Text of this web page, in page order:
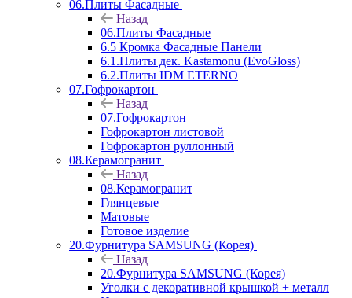
06.Плиты Фасадные
Назад
06.Плиты Фасадные
6.5 Кромка Фасадные Панели
6.1.Плиты дек. Kastamonu (EvoGloss)
6.2.Плиты IDM ETERNO
07.Гофрокартон
Назад
07.Гофрокартон
Гофрокартон листовой
Гофрокартон руллонный
08.Керамогранит
Назад
08.Керамогранит
Глянцевые
Матовые
Готовое изделие
20.Фурнитура SAMSUNG (Корея)
Назад
20.Фурнитура SAMSUNG (Корея)
Уголки с декоративной крышкой + металл